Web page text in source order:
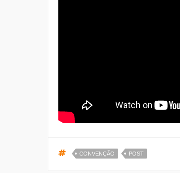
CONVENÇÃO POST